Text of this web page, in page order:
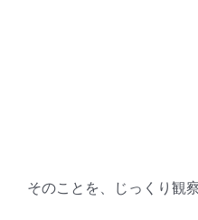
そのことを、じっくり観